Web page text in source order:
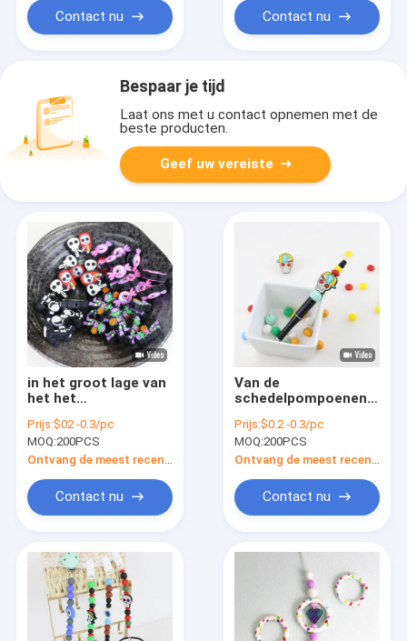
Contact nu
Halloween-Kerstmis
Contact nu
Bespaar je tijd
Laat ons met u contact opnemen met de
beste producten.
Geef uw vereiste
in het groot lage van
het het
Silicone van MOQ
goedkope leuke het
Tandjes krijgenparels
voor pennen
keychains
Prijs:$02 -0.3/pc
MOQ:200PCS
Contact nu
Van de
schedelpompoenen
het Silicone
Brandpuntsparel
voor DIY-pennen
keychains
Prijs:$0.2 -0.3/pc
MOQ:200PCS
Contact nu